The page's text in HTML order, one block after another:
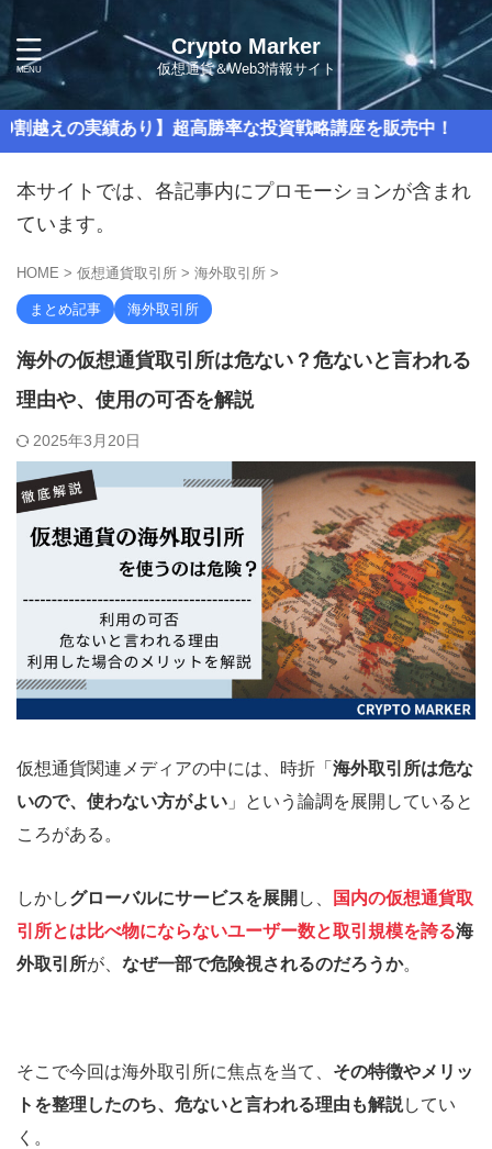
Crypto Marker
仮想通貨＆Web3情報サイト
あり】超高勝率な投資戦略講座を販売中！
本サイトでは、各記事内にプロモーションが含まれ
ています。
HOME > 仮想通貨取引所 > 海外取引所 >
まとめ記事 海外取引所
海外の仮想通貨取引所は危ない？危ないと言われる
理由や、使用の可否を解説
2025年3月20日
仮想通貨関連メディアの中には、時折「 海外取引所は危な
いので、使わない方がよい 」という論調を展開していると
ころがある。
しかしグローバルにサービスを展開 し、
国内の仮想通貨取
引所とは比べ物にならないユーザー数と取引規模を誇る海
外取引所が、 なぜ一部で危険視されるのだろうか。
そこで今回は海外取引所に焦点を当て、 その特徴やメリッ
トを整理したのち、危ないと言われる理由も解説してい
く。